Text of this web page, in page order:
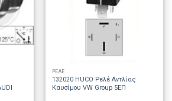
ΡΕΛΕ
132020 HUCO Ρελέ Αντλίας
Καυσίμου VW Group 5EΠ